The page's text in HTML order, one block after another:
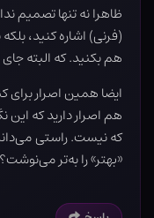
ظاهرا نه تنها تصمیم
(فرنی) اشاره کنید،
هم بکنید. که البته
ایضا همین اصرار
هم اصرار دارید که
که نیست. راستی
«بهتر» را به‌تر می‌نوشت؟